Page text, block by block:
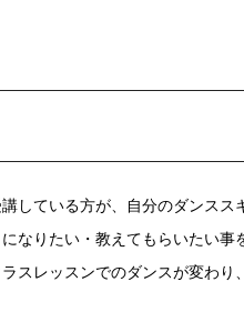
している方が、自分のダンス
なりたい・教えてもらいたい事
スレッスンでのダンスが変わ